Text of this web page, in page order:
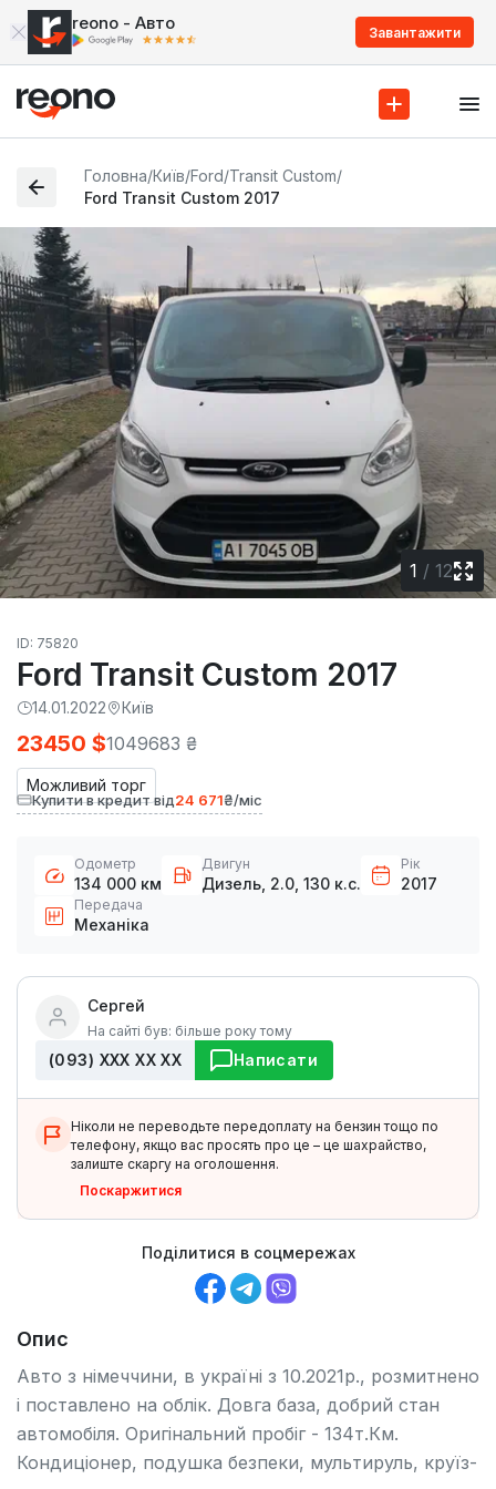
reono - Авто Завантажити
Головна/Київ/Ford/Transit Custom/
Ford Transit Custom 2017
1 / 12
ID: 75820
Ford Transit Custom 2017
14.01.2022 Київ
Можливий торг
23450 $1049683 ₴
Купити в кредит від24 671₴/міс
Одометр
134 000 км
Двигун
Дизель, 2.0, 130 к.с.
Рік
2017
Передача
Механіка
Сергей
На сайті був: більше року тому
(093) ХХХ ХХ ХХ Написати
Ніколи не переводьте передоплату на бензин тощо по
телефону, якщо вас просять про це – це шахрайство,
залиште скаргу на оголошення.
Поскаржитися
Поділитися в соцмережах
Опис
Авто з німеччини, в україні з 10.2021р., розмитнено
і поставлено на облік. Довга база, добрий стан
автомобіля. Оригінальний пробіг - 134т.Км.
Кондиціонер, подушка безпеки, мультируль, круїз-